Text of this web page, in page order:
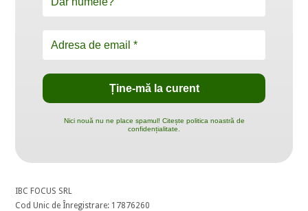
Nici nouă nu ne place spamul! Citește politica noastră de
confidențialitate.
IBC FOCUS SRL
Cod Unic de Înregistrare: 17876260